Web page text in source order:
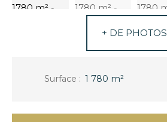
+ DE PHOTOS
Surface : 1 780 m²